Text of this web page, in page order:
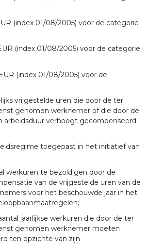
(index 01/08/2005) voor de categorie
(index 01/08/2005) voor de categorie
(index 01/08/2005) voor de
vrijgestelde uren die door de ter
genomen werknemer of die door de
arbeidsduur verhoogt gecompenseerd
toegepast in het initiatief van
werkuren te bezoldigen door de
van de vrijgestelde uren van de
voor het beschouwde jaar in het
jaarlijkse werkuren die door de ter
genomen werknemer moeten
ten opzichte van zijn